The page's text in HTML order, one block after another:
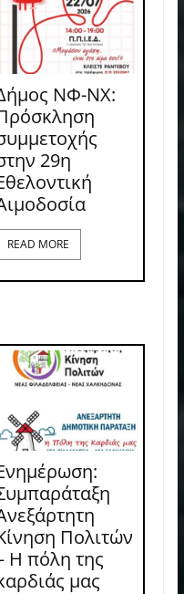
ΝΦ-ΝΧ:
29η
READ MORE
Πολιτών
Η πόλη της
μας